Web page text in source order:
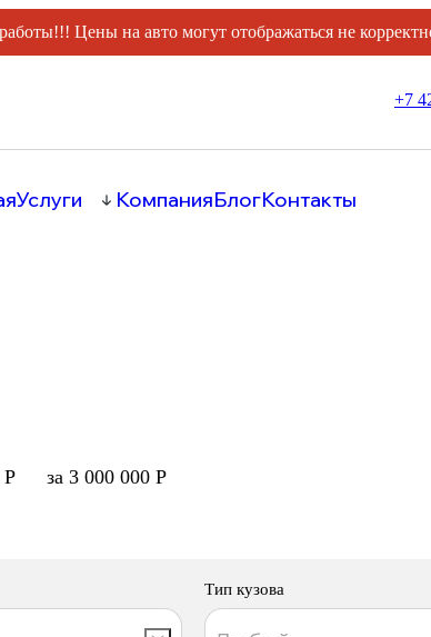
Цены на авто могут отображаться не
+7
Услуги КомпанияБлогКонтакты
Р за 3 000 000 Р
Тип кузова